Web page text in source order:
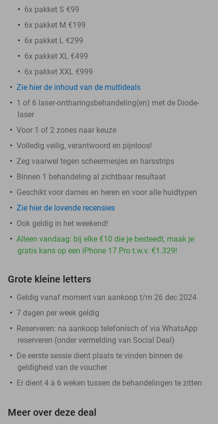
6x pakket S €99
6x pakket M €199
6x pakket L €299
6x pakket XL €499
6x pakket XXL €999
Zie hier de inhoud van de multideals
1 of 6 laser-ontharingsbehandeling(en) met de Diode-
laser
Voor 1 of 2 zones naar keuze
Volledig veilig, verantwoord en pijnloos!
Zeg vaarwel tegen scheermesjes en harsstrips
Binnen 1 behandeling al zichtbaar resultaat
Geschikt voor dames en heren en voor alle huidtypen
Zie hier de lovende recensies
Ook geldig in het weekend!
Alleen vandaag: bij elke €10 die je besteedt, maak je
gratis kans op een iPhone 17 Pro t.w.v. €1.329!
Grote kleine letters
Geldig vanaf moment van aankoop t/m 26 dec 2024
7 dagen per week geldig
Reserveren: na aankoop telefonisch of via WhatsApp
reserveren (onder vermelding van Social Deal)
De eerste sessie dient plaats te vinden binnen de
geldigheid van de voucher
Er dient 4 à 6 weken tussen de behandelingen te zitten
Meer over deze deal